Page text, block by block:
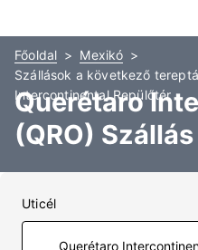
Főoldal
Mexikó
Szállások a következő
Intercontinental Repülőtér
Querétaro
(QRO) Szállás
Uticél